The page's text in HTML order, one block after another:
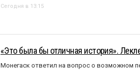
Сегодня в 13:15
«Это была бы отличная история».
Монегаск ответил на вопрос о возможном